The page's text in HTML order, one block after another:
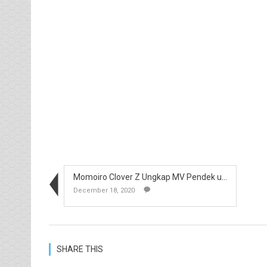
December 18, 2020
SHARE THIS